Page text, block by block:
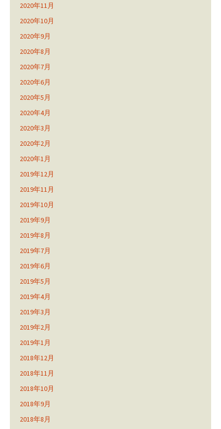
2020年11月
2020年10月
2020年9月
2020年8月
2020年7月
2020年6月
2020年5月
2020年4月
2020年3月
2020年2月
2020年1月
2019年12月
2019年11月
2019年10月
2019年9月
2019年8月
2019年7月
2019年6月
2019年5月
2019年4月
2019年3月
2019年2月
2019年1月
2018年12月
2018年11月
2018年10月
2018年9月
2018年8月